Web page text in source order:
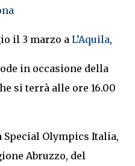
il 3 marzo a L’Aquila,
in occasione della
si terrà alle ore 16.00
Special Olympics Italia,
Abruzzo, del